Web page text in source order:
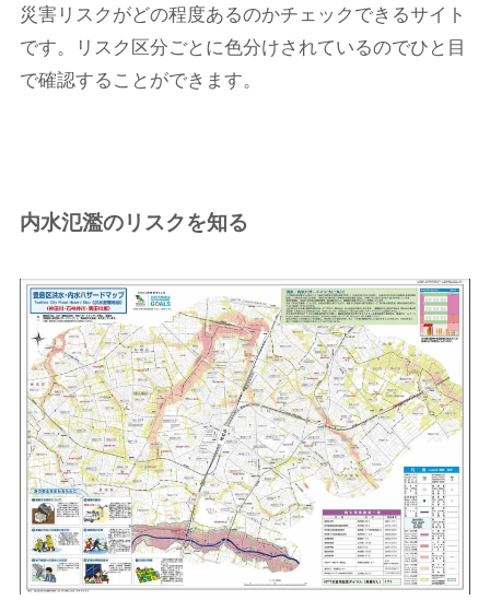
災害リスクがどの程度あるのかチェックできるサイト
です。リスク区分ごとに色分けされているのでひと目
で確認することができます。
内水氾濫のリスクを知る